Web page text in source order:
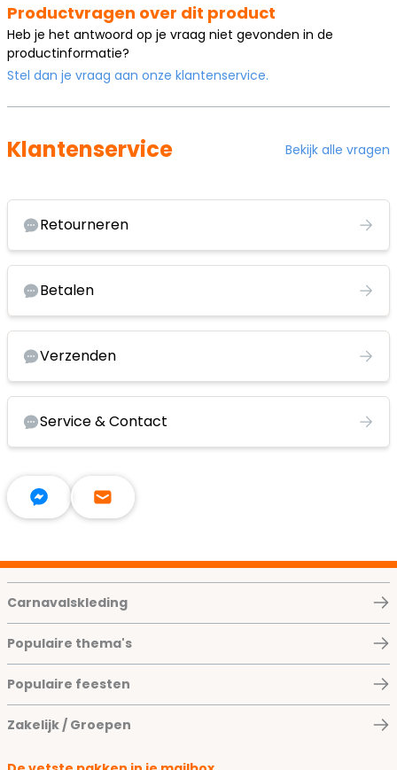
Productvragen over dit product
Heb je het antwoord op je vraag niet gevonden in de
productinformatie?
Stel dan je vraag aan onze klantenservice.
Klantenservice Bekijk alle vragen
Retourneren
Betalen
Verzenden
Service & Contact
Carnavalskleding
Populaire thema's
Populaire feesten
Zakelijk / Groepen